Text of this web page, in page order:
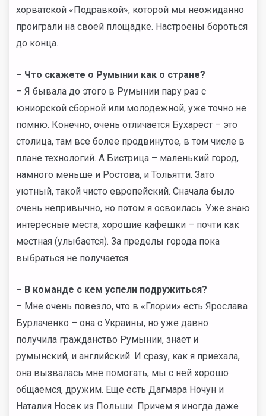
хорватской «Подравкой», которой мы неожиданно
проиграли на своей площадке. Настроены бороться
до конца.
– Что скажете о Румынии как о стране?
– Я бывала до этого в Румынии пару раз с
юниорской сборной или молодежной, уже точно не
помню. Конечно, очень отличается Бухарест – это
столица, там все более продвинутое, в том числе в
плане технологий. А Бистрица – маленький город,
намного меньше и Ростова, и Тольятти. Зато
уютный, такой чисто европейский. Сначала было
очень непривычно, но потом я освоилась. Уже знаю
интересные места, хорошие кафешки – почти как
местная (улыбается). За пределы города пока
выбраться не получается.
– В команде с кем успели подружиться?
– Мне очень повезло, что в «Глории» есть Ярослава
Бурлаченко – она с Украины, но уже давно
получила гражданство Румынии, знает и
румынский, и английский. И сразу, как я приехала,
она вызвалась мне помогать, мы с ней хорошо
общаемся, дружим. Еще есть Дагмара Ночун и
Наталия Носек из Польши. Причем я иногда даже